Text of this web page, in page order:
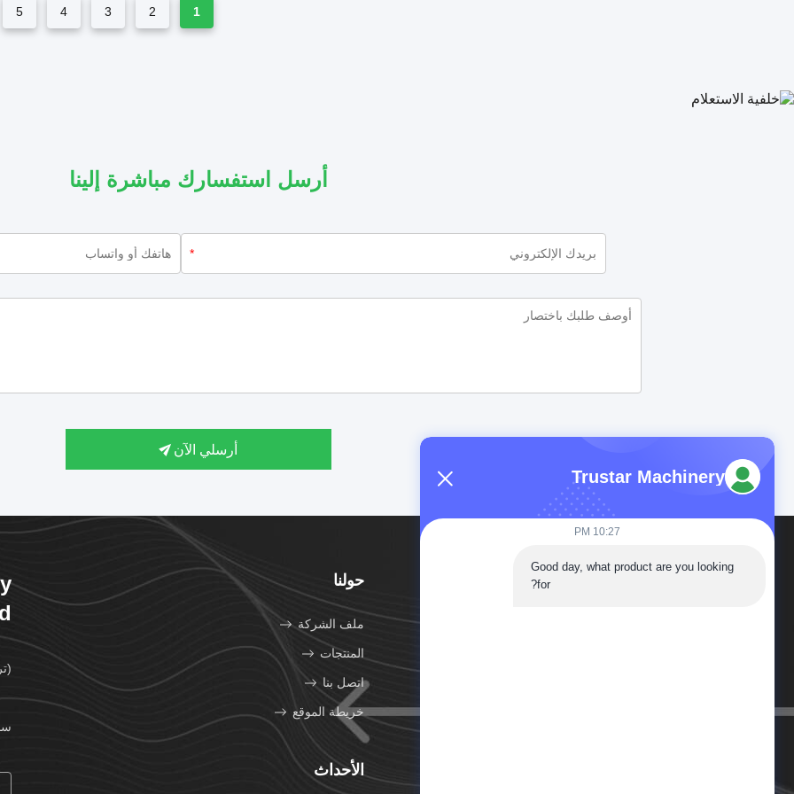
1
2
3
4
5
أرسل استفسارك مباشرة إلينا
*
أرسلي الآن
حولنا
ملف الشركة
المنتجات
اتصل بنا
خريطة الموقع
الأحداث
Trustar Machinery
10:27 PM
Good day, what product are you looking
for?